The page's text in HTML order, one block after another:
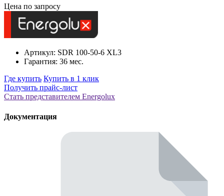
Цена по запросу
Артикул: SDR 100-50-6 XL3
Гарантия: 36 мес.
Где купить Купить в 1 клик
Получить прайс-лист
Стать представителем Еnergolux
Документация